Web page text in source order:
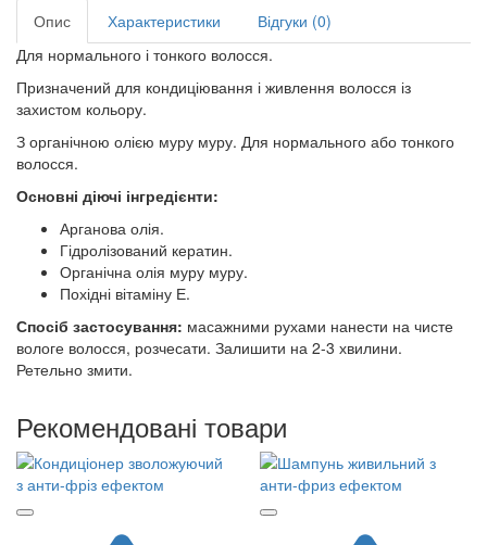
Опис Характеристики
Відгуки (0)
Для нормального і тонкого волосся.
Призначений для кондиціювання і живлення волосся із
захистом кольору.
З органічною олією муру муру. Для нормального або тонкого
волосся.
Основні діючі інгредієнти:
Арганова олія.
Гідролізований кератин.
Органічна олія муру муру.
Похідні вітаміну Е.
Спосіб застосування: масажними рухами нанести на чисте
вологе волосся, розчесати. Залишити на 2-3 хвилини.
Ретельно змити.
Рекомендовані товари